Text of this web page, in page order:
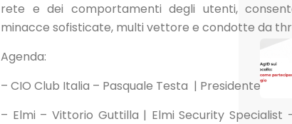
rete e dei comportamenti degli utenti,
minacce sofisticate, multi vettore e condotte da
Agenda:
– CIO Club Italia – Pasquale Testa | Presidente –
– Elmi – Vittorio Guttilla | Elmi Security Specialist